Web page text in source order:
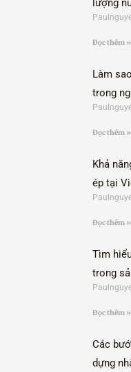
lượng
Đọc thêm »
Làm
trong
Đọc thêm »
Khả
ép tại
Đọc thêm »
Tìm
trong
Đọc thêm »
Các
dựng